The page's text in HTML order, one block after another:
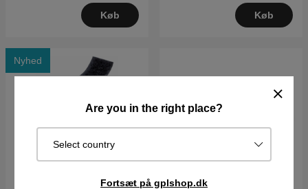
Are you in the right place?
Select country
Fortsæt på gplshop.dk
Køb Køb
Nyhed